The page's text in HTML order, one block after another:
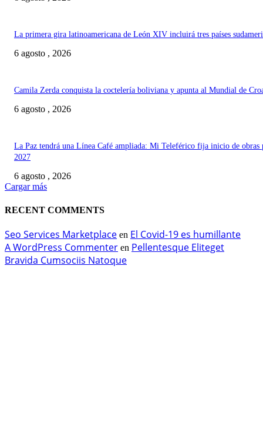
La primera gira latinoamericana de León XIV incluirá tres países
6 agosto , 2026
Camila Zerda conquista la coctelería boliviana y apunta al Mundial de
6 agosto , 2026
La Paz tendrá una Línea Café ampliada: Mi Teleférico fija inicio de obras
2027
6 agosto , 2026
Cargar más
RECENT COMMENTS
Seo Services Marketplace en El Covid-19 es humillante
A WordPress Commenter en Pellentesque Eliteget
Bravida Cumsociis Natoque